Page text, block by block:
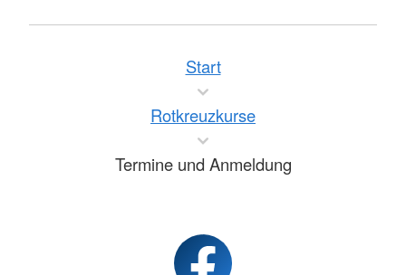
Start
Rotkreuzkurse
Termine und Anmeldung